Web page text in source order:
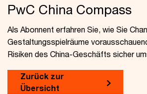
PwC China Compass
Als Abonnent erfahren Sie, wie Sie
Gestaltungsspielräume
Risiken des China-Geschäfts sicher
Zurück zur
Übersicht